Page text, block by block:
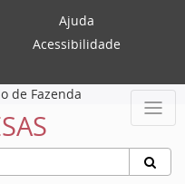
Ajuda
Acessibilidade
de Fazenda